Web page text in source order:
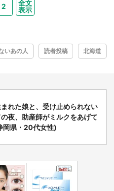
2
全文
表示
いあの人 読者投稿 北海道
まれた娘と、受け止められない
夜、助産師がミルクをあげて
岡県・20代女性)